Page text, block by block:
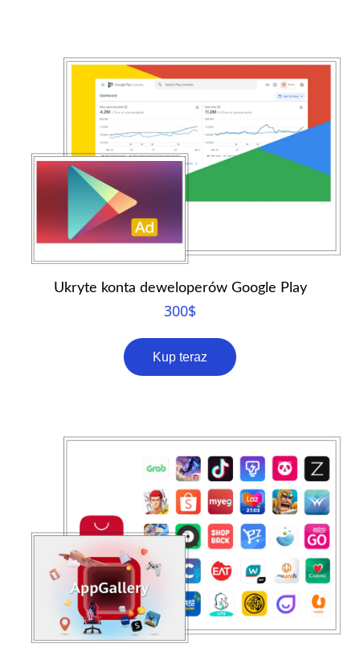
Ukryte konta deweloperów Google Play
300$
Kup teraz